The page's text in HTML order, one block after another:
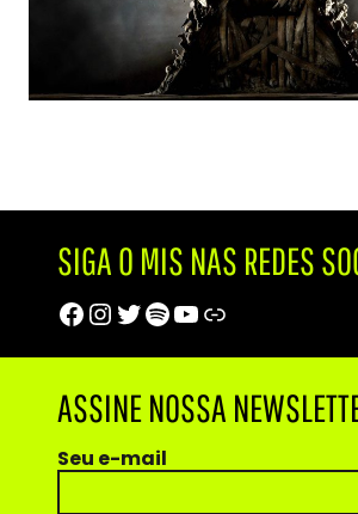
SIGA O MIS NAS REDES
Facebook
Instagram
Twitter
Spotify
Youtube
Trip Advisor
ASSINE NOSSA
Seu e-mail